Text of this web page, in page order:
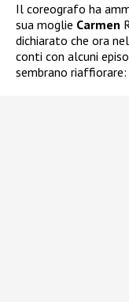
Il coreografo ha
sua moglie Carmen
dichiarato che ora
conti con alcuni
sembrano riaffiorare: